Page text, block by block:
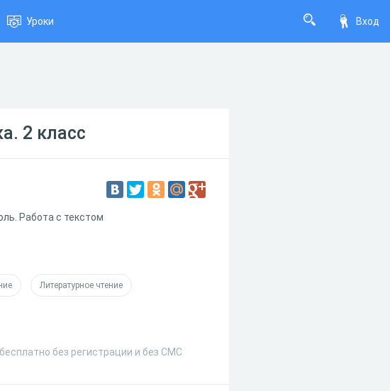
Вход
Уроки
2 класс
Работа с текстом
Литературное чтение
без регистрации и без СМС